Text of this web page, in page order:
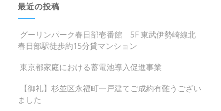
最近の投稿
グーリンパーク春日部壱番館 5F 東武伊勢崎線北
春日部駅徒歩約15分貸マンション
東京都家庭における蓄電池導入促進事業
【御礼】杉並区永福町一戸建てご成約有難うござい
ました